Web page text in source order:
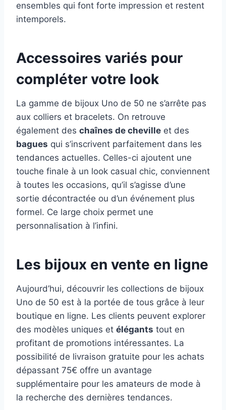
ensembles qui font forte impression et restent
intemporels.
Accessoires variés pour
compléter votre look
La gamme de bijoux Uno de 50 ne s’arrête pas
aux colliers et bracelets. On retrouve
également des chaînes de cheville et des
bagues qui s’inscrivent parfaitement dans les
tendances actuelles. Celles-ci ajoutent une
touche finale à un look casual chic, conviennent
à toutes les occasions, qu’il s’agisse d’une
sortie décontractée ou d’un événement plus
formel. Ce large choix permet une
personnalisation à l’infini.
Les bijoux en vente en ligne
Aujourd’hui, découvrir les collections de bijoux
Uno de 50 est à la portée de tous grâce à leur
boutique en ligne. Les clients peuvent explorer
des modèles uniques et élégants tout en
profitant de promotions intéressantes. La
possibilité de livraison gratuite pour les achats
dépassant 75€ offre un avantage
supplémentaire pour les amateurs de mode à
la recherche des dernières tendances.